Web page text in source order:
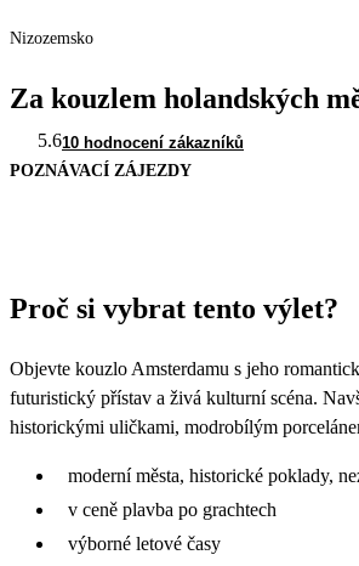
Nizozemsko
Za kouzlem holandských
5.610 hodnocení zákazníků
POZNÁVACÍ ZÁJEZDY
Proč si vybrat tento výlet?
Objevte kouzlo Amsterdamu s jeho
futuristický přístav a živá kulturní scéna.
historickými uličkami, modrobílým
moderní města, historické poklady,
v ceně plavba po grachtech
výborné letové časy